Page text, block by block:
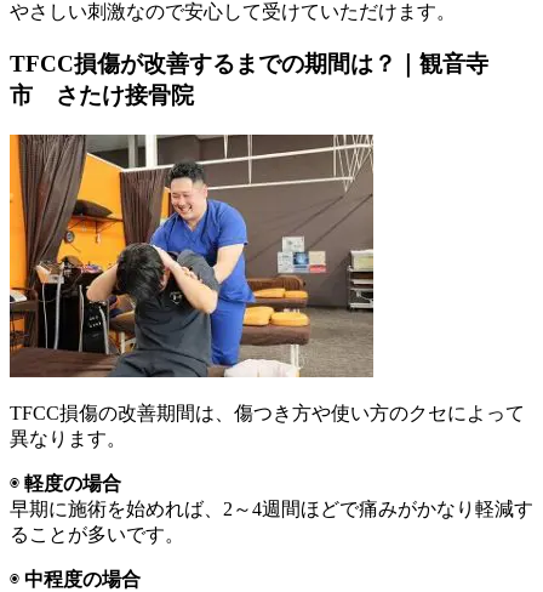
やさしい刺激なので安心して受けていただけます。
TFCC損傷が改善するまでの期間は？｜観音寺
市 さたけ接骨院
TFCC損傷の改善期間は、傷つき方や使い方のクセによって
異なります。
◉ 軽度の場合
早期に施術を始めれば、2～4週間ほどで痛みがかなり軽減す
ることが多いです。
◉ 中程度の場合